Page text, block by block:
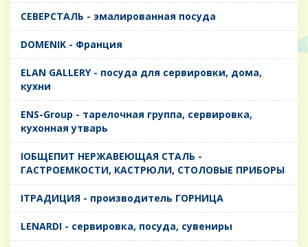
CЕВЕРСТАЛЬ - эмалированная посуда
DOMENIK - Франция
ELAN GALLERY - посуда для сервировки, дома,
кухни
ENS-Group - тарелочная группа, сервировка,
кухонная утварь
IОБЩЕПИТ НЕРЖАВЕЮЩАЯ СТАЛЬ -
ГАСТРОЕМКОСТИ, КАСТРЮЛИ, СТОЛОВЫЕ ПРИБОРЫ
IТРАДИЦИЯ - производитель ГОРНИЦА
LENARDI - сервировка, посуда, сувениры